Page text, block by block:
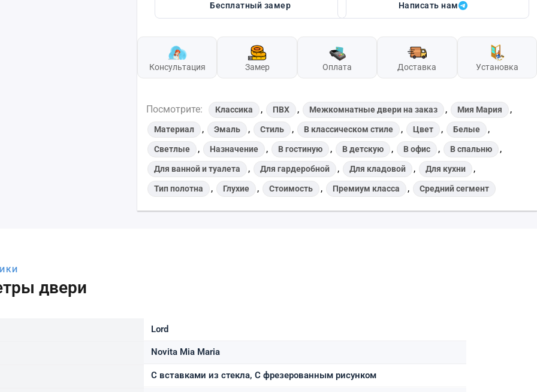
Бесплатный замер Написать нам
Консультация Замер Оплата Доставка Установка
Посмотрите: Классика , ПВХ , Межкомнатные двери на заказ , Мия Мария ,
Материал , Эмаль , Стиль , В классическом стиле , Цвет , Белые ,
Светлые , Назначение , В гостиную , В детскую , В офис , В спальню ,
Для ванной и туалета , Для гардеробной , Для кладовой , Для кухни ,
Тип полотна , Глухие , Стоимость , Премиум класса , Средний сегмент
двери
Lord
Novita Mia Maria
С вставками из стекла, С фрезерованным рисунком